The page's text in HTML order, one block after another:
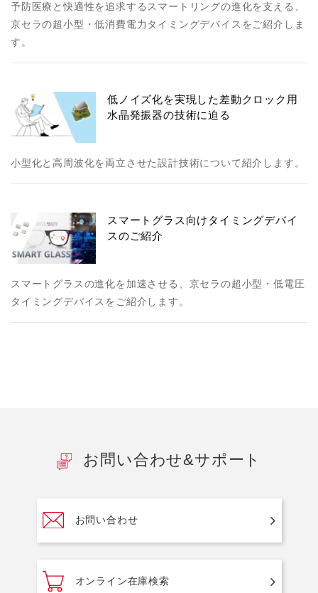
予防医療と快適性を追求するスマートリングの進化を支える、
京セラの超小型・低消費電力タイミングデバイスをご紹介しま
す。
低ノイズ化を実現した差動クロック用
水晶発振器の技術に迫る
小型化と高周波化を両立させた設計技術について紹介します。
スマートグラス向けタイミングデバイ
スのご紹介
スマートグラスの進化を加速させる、京セラの超小型・低電圧
タイミングデバイスをご紹介します。
お問い合わせ&サポート
お問い合わせ
オンライン在庫検索